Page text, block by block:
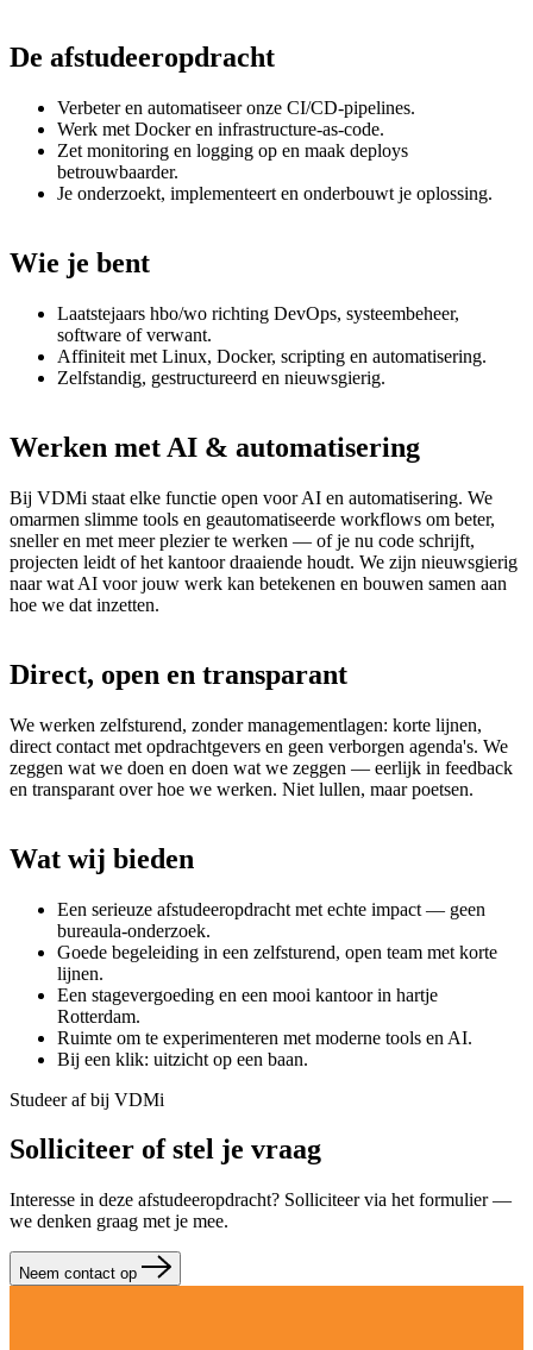
De afstudeeropdracht
Verbeter en automatiseer onze CI/CD-pipelines.
Werk met Docker en infrastructure-as-code.
Zet monitoring en logging op en maak deploys
betrouwbaarder.
Je onderzoekt, implementeert en onderbouwt je oplossing.
Wie je bent
Laatstejaars hbo/wo richting DevOps, systeembeheer,
software of verwant.
Affiniteit met Linux, Docker, scripting en automatisering.
Zelfstandig, gestructureerd en nieuwsgierig.
Werken met AI & automatisering
Bij VDMi staat elke functie open voor AI en automatisering. We
omarmen slimme tools en geautomatiseerde workflows om beter,
sneller en met meer plezier te werken — of je nu code schrijft,
projecten leidt of het kantoor draaiende houdt. We zijn nieuwsgierig
naar wat AI voor jouw werk kan betekenen en bouwen samen aan
hoe we dat inzetten.
Direct, open en transparant
We werken zelfsturend, zonder managementlagen: korte lijnen,
direct contact met opdrachtgevers en geen verborgen agenda's. We
zeggen wat we doen en doen wat we zeggen — eerlijk in feedback
en transparant over hoe we werken. Niet lullen, maar poetsen.
Wat wij bieden
Een serieuze afstudeeropdracht met echte impact — geen
bureaula-onderzoek.
Goede begeleiding in een zelfsturend, open team met korte
lijnen.
Een stagevergoeding en een mooi kantoor in hartje
Rotterdam.
Ruimte om te experimenteren met moderne tools en AI.
Bij een klik: uitzicht op een baan.
Studeer af bij VDMi
Solliciteer of stel je vraag
Interesse in deze afstudeeropdracht? Solliciteer via het formulier —
we denken graag met je mee.
Neem contact op